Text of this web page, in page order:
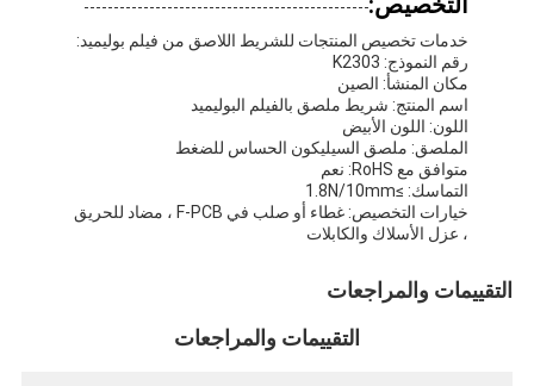
شريط من القماش الزجاجي المصنوع من رقائق الألومنيوم
ورق الكرافت ذو الوجه احباط
قماش الألياف الزجاجية رقائق الألومنيوم
شريط احباط سكريم
شريط لاصق من القماش
شريط لاصق مزدوج الجوانب
الشريط اللاصق PET
خدمات تخصيص المنتجات للشريط اللاصق من فيلم بوليميد:
رقم النموذج: K2303
مكان المنشأ: الصين
اسم المنتج: شريط ملصق بالفيلم البوليميد
اللون: اللون الأبيض
الملصق: ملصق السيليكون الحساس للضغط
متوافق مع RoHS: نعم
التماسك: ≥1.8N/10mm
خيارات التخصيص: غطاء أو صلب في F-PCB ، مضاد للحريق
، عزل الأسلاك والكابلات
التقييمات والمراجعات
التقييمات والمراجعات